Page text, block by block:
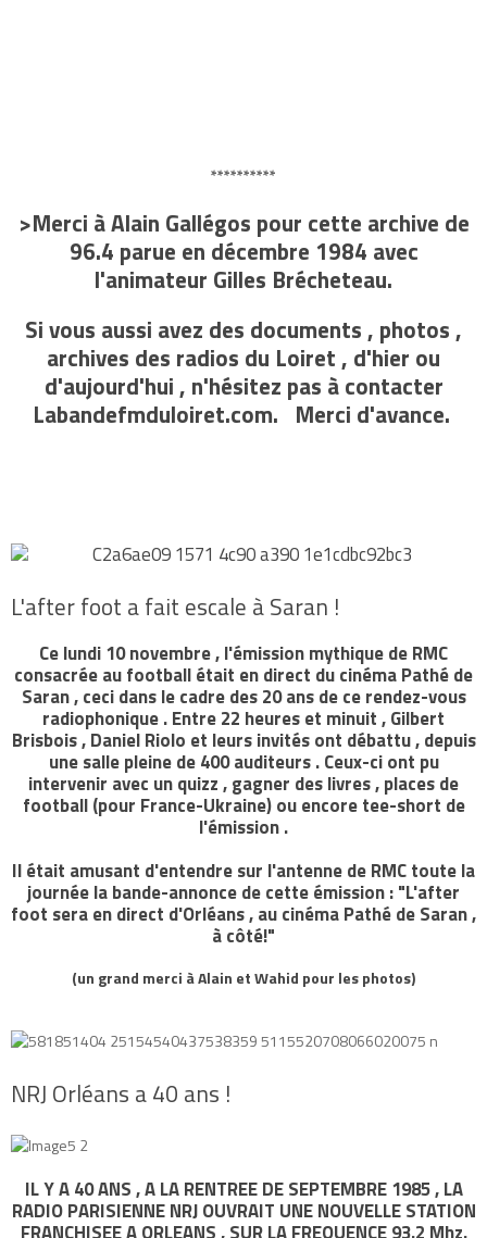
**********
>Merci à Alain Gallégos pour cette archive de
96.4 parue en décembre 1984 avec
l'animateur Gilles Brécheteau.
Si vous aussi avez des documents , photos ,
archives des radios du Loiret , d'hier ou
d'aujourd'hui , n'hésitez pas à contacter
Labandefmduloiret.com. Merci d'avance.
L'after foot a fait escale à Saran !
Ce lundi 10 novembre , l'émission mythique de RMC
consacrée au football était en direct du cinéma Pathé de
Saran , ceci dans le cadre des 20 ans de ce rendez-vous
radiophonique . Entre 22 heures et minuit , Gilbert
Brisbois , Daniel Riolo et leurs invités ont débattu , depuis
une salle pleine de 400 auditeurs . Ceux-ci ont pu
intervenir avec un quizz , gagner des livres , places de
football (pour France-Ukraine) ou encore tee-short de
l'émission .
Il était amusant d'entendre sur l'antenne de RMC toute la
journée la bande-annonce de cette émission : "L'after
foot sera en direct d'Orléans , au cinéma Pathé de Saran ,
à côté!"
(un grand merci à Alain et Wahid pour les photos)
NRJ Orléans a 40 ans !
IL Y A 40 ANS , A LA RENTREE DE SEPTEMBRE 1985 , LA
RADIO PARISIENNE NRJ OUVRAIT UNE NOUVELLE STATION